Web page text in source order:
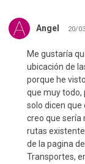
Angel 20/
Me gustaría
ubicación de
porque he
que muy todo,
solo dicen que
creo que sería
rutas
de la pagina
Transportes,